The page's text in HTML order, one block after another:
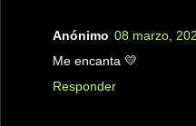
Anónimo 08 marzo,
Me encanta 💛
Responder